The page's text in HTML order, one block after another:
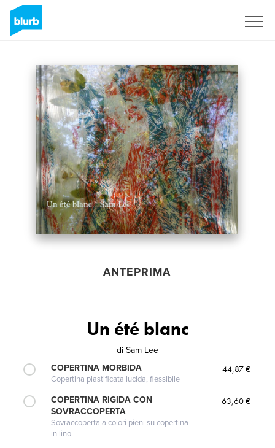
ANTEPRIMA
Un été blanc
di Sam Lee
COPERTINA MORBIDA
Copertina plastificata lucida, flessibile
44,87 €
COPERTINA RIGIDA CON
SOVRACCOPERTA
Sovraccoperta a colori pieni su copertina
in lino
63,60 €